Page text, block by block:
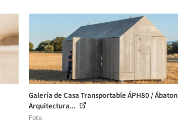
Galería de Casa Transportable ÁPH80 / Ábaton
Arquitectura...
Foto